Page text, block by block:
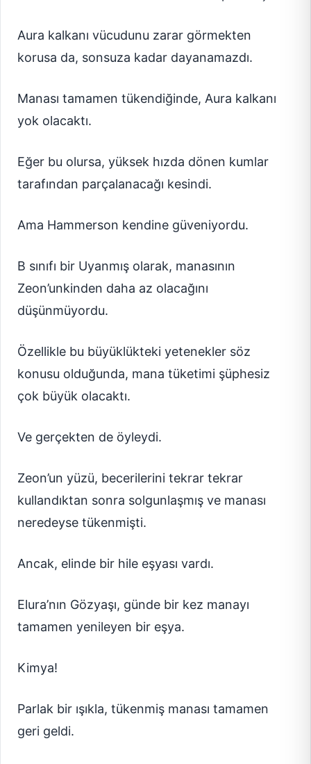
Aura kalkanı vücudunu zarar görmekten
korusa da, sonsuza kadar dayanamazdı.
Manası tamamen tükendiğinde, Aura kalkanı
yok olacaktı.
Eğer bu olursa, yüksek hızda dönen kumlar
tarafından parçalanacağı kesindi.
Ama Hammerson kendine güveniyordu.
B sınıfı bir Uyanmış olarak, manasının
Zeon’unkinden daha az olacağını
düşünmüyordu.
Özellikle bu büyüklükteki yetenekler söz
konusu olduğunda, mana tüketimi şüphesiz
çok büyük olacaktı.
Ve gerçekten de öyleydi.
Zeon’un yüzü, becerilerini tekrar tekrar
kullandıktan sonra solgunlaşmış ve manası
neredeyse tükenmişti.
Ancak, elinde bir hile eşyası vardı.
Elura’nın Gözyaşı, günde bir kez manayı
tamamen yenileyen bir eşya.
Kimya!
Parlak bir ışıkla, tükenmiş manası tamamen
geri geldi.